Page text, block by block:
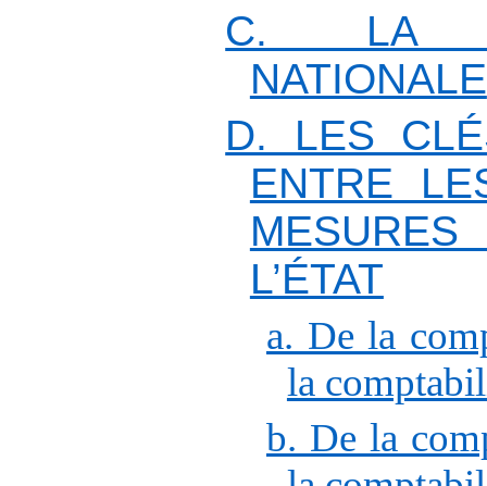
C. LA
NATIONALE
D. LES
ENTRE
L’ÉTAT
a. De la
la
b. De la